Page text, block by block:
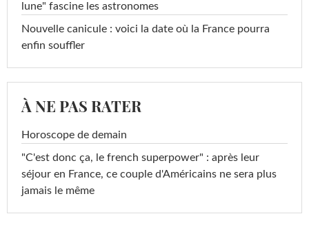
lune" fascine les astronomes
Nouvelle canicule : voici la date où la France pourra
enfin souffler
À NE PAS RATER
Horoscope de demain
"C'est donc ça, le french superpower" : après leur
séjour en France, ce couple d'Américains ne sera plus
jamais le même